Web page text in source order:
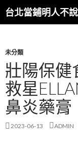
台北當鋪明人不
搜
尋
容
未分類
壯陽保健
救星
鼻炎藥膏
2023-06-13 ADMIN